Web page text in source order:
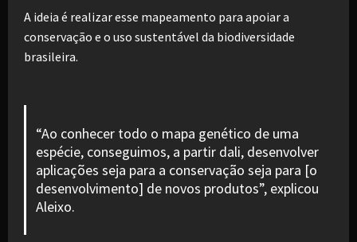
A ideia é realizar esse mapeamento para apoiar a
conservação e o uso sustentável da biodiversidade
brasileira.
“Ao conhecer todo o mapa genético de uma
espécie, conseguimos, a partir dali, desenvolver
aplicações seja para a conservação seja para [o
desenvolvimento] de novos produtos”, explicou
Aleixo.